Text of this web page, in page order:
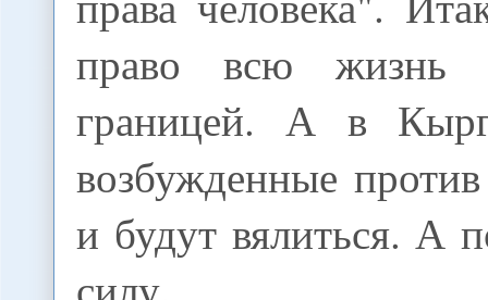
право всю жизнь
границей. А в
возбужденные
и будут вялиться. А